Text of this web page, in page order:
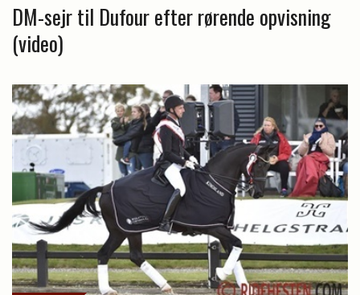
DM-sejr til Dufour efter rørende opvisning
(video)